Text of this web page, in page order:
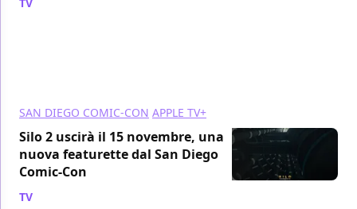
SAN DIEGO COMIC-CON APPLE TV+
Silo 2 uscirà il 15 novembre, una
nuova featurette dal San Diego
Comic-Con
TV